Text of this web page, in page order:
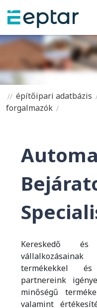
építőipari adatbázis
forgalmazók
Kereskedő
termékekkel
partnereink
minőségű
valamint